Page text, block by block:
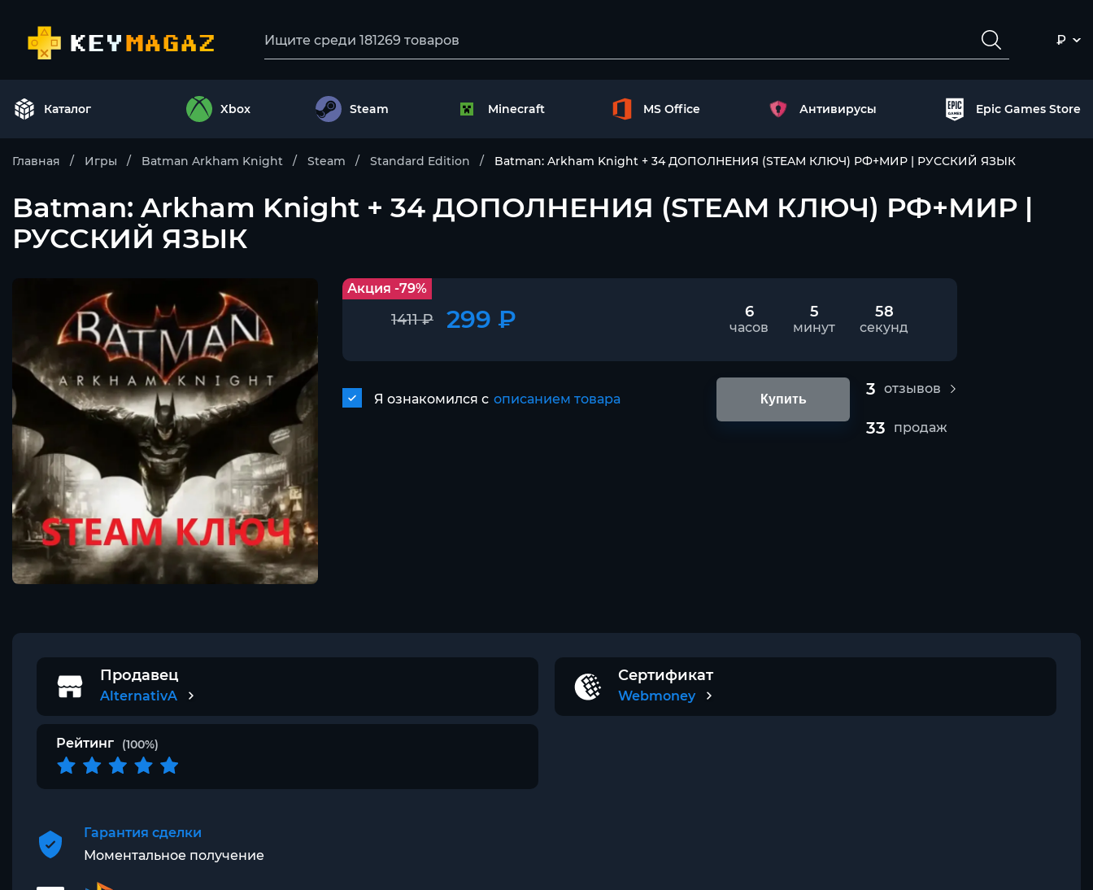
₽
Каталог Xbox Steam Minecraft MS Office Антивирусы Epic Games Store
Главная Игры Batman Arkham Knight Steam Standard Edition Batman: Arkham Knight + 34 ДОПОЛНЕНИЯ (STEAM КЛЮЧ) РФ+МИР | РУССКИЙ ЯЗЫК
Batman: Arkham Knight + 34 ДОПОЛНЕНИЯ (STEAM КЛЮЧ) РФ+МИР |
РУССКИЙ ЯЗЫК
Акция -79%
1411 ₽ 299 ₽ 6
часов
5
минут
57
секунд
Я ознакомился с описанием товара Купить
3 отзывов
33 продаж
Продавец
AlternativA
Сертификат
Webmoney
Рейтинг (100%)
Гарантия сделки
Моментальное получение